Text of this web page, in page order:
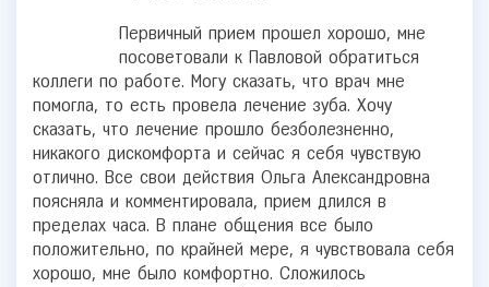
Первичный прием прошел хорошо, мне
посоветовали к Павловой обратиться
коллеги по работе. Могу сказать, что врач мне
помогла, то есть провела лечение зуба. Хочу
сказать, что лечение прошло безболезненно,
никакого дискомфорта и сейчас я себя чувствую
отлично. Все свои действия Ольга Александровна
поясняла и комментировала, прием длился в
пределах часа. В плане общения все было
положительно, по крайней мере, я чувствовала себя
хорошо, мне было комфортно. Сложилось